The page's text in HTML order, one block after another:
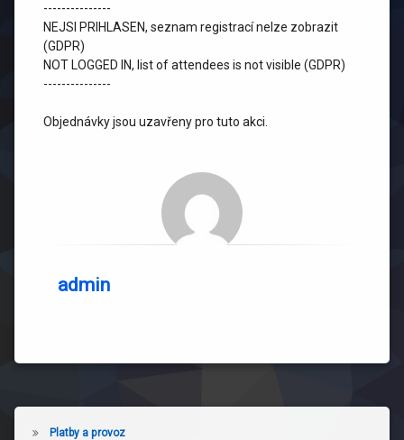
---------------
NEJSI PRIHLASEN, seznam registrací nelze zobrazit
(GDPR)
NOT LOGGED IN, list of attendees is not visible (GDPR)
---------------
Objednávky jsou uzavřeny pro tuto akci.
admin
Platby a provoz